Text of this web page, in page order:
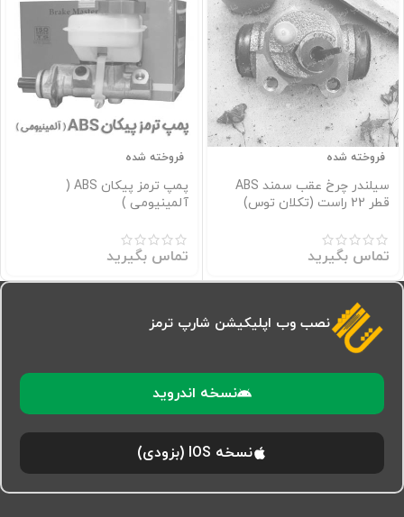
فروخته شده
سیلندر چرخ عقب سمند ABS
قطر 22 راست (تکلان توس)
تماس بگیرید
فروخته شده
پمپ ترمز پیکان ABS (
آلمینیومی )
تماس بگیرید
نصب وب اپلیکیشن شارپ ترمز
نسخه اندروید
نسخه IOS (بزودی)